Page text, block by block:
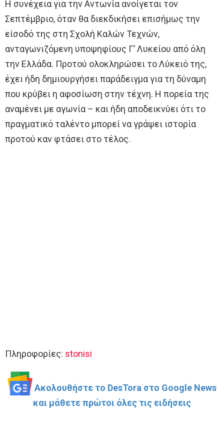
Η συνέχεια για την Αντωνία ανοίγεται τον
Σεπτέμβριο, όταν θα διεκδικήσει επισήμως την
είσοδό της στη Σχολή Καλών Τεχνών,
ανταγωνιζόμενη υποψηφίους Γ’ Λυκείου από όλη
την Ελλάδα. Προτού ολοκληρώσει το Λύκειό της,
έχει ήδη δημιουργήσει παράδειγμα για τη δύναμη
που κρύβει η αφοσίωση στην τέχνη. Η πορεία της
αναμένει με αγωνία – και ήδη αποδεικνύει ότι το
πραγματικό ταλέντο μπορεί να γράψει ιστορία
προτού καν φτάσει στο τέλος.
Πληροφορίες: stonisi
Ακολουθήστε το DesTora στο Google News
και μάθετε πρώτοι όλες τις ειδήσεις